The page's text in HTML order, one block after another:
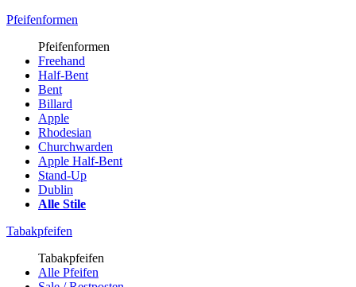
Pfeifenformen
Pfeifenformen
Freehand
Half-Bent
Bent
Billard
Apple
Rhodesian
Churchwarden
Apple Half-Bent
Stand-Up
Dublin
Alle Stile
Tabakpfeifen
Tabakpfeifen
Alle Pfeifen